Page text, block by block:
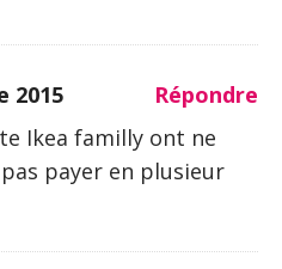
2015
Répondre
Ikea familly ont ne
payer en plusieur